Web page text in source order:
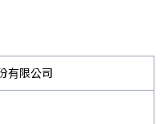
有限公司